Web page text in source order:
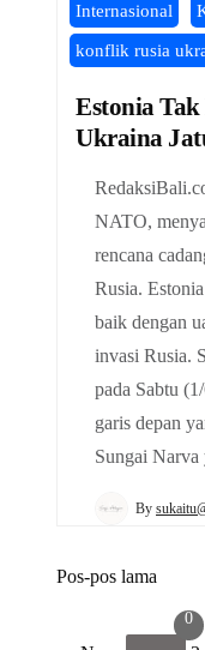
Internasional
konflik rusia
Estonia
Ukraina
NATO,
rencana
Rusia.
baik dengan
invasi Rusia.
pada Sabtu
garis depan
Sungai
By
Navigasi
Pos-pos lama
0